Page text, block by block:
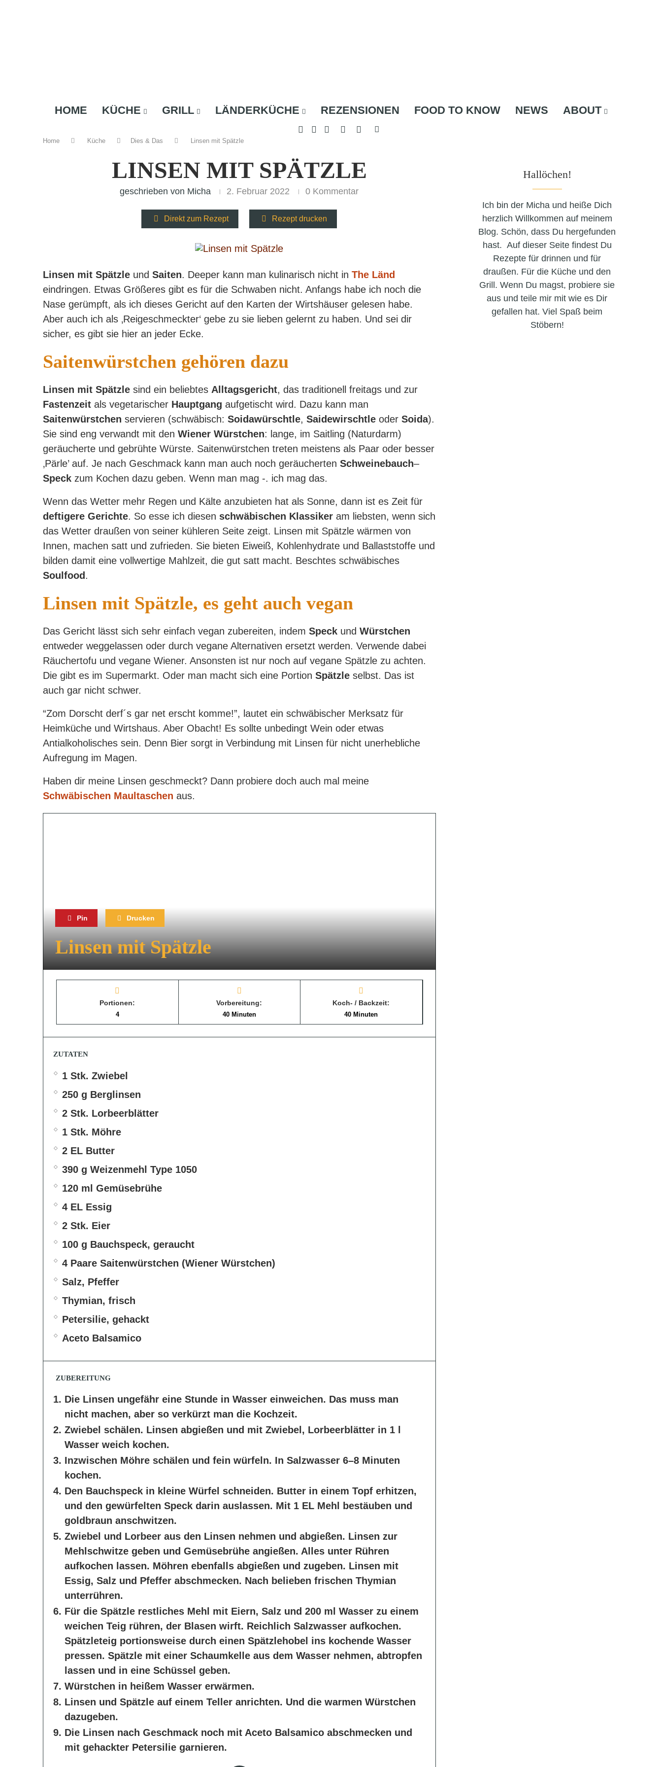
HOME KÜCHE GRILL LÄNDERKÜCHE REZENSIONEN FOOD TO KNOW NEWS ABOUT
Home Küche Dies & Das Linsen mit Spätzle
LINSEN MIT SPÄTZLE
geschrieben von Micha 2. Februar 2022 0 Kommentar
Direkt zum Rezept Rezept drucken
Linsen mit Spätzle und Saiten. Deeper kann man kulinarisch nicht in The Länd
eindringen. Etwas Größeres gibt es für die Schwaben nicht. Anfangs habe ich noch die
Nase gerümpft, als ich dieses Gericht auf den Karten der Wirtshäuser gelesen habe.
Aber auch ich als ‚Reigeschmeckter‘ gebe zu sie lieben gelernt zu haben. Und sei dir
sicher, es gibt sie hier an jeder Ecke.
Saitenwürstchen gehören dazu
Linsen mit Spätzle sind ein beliebtes Alltagsgericht, das traditionell freitags und zur
Fastenzeit als vegetarischer Hauptgang aufgetischt wird. Dazu kann man
Saitenwürstchen servieren (schwäbisch: Soidawürschtle, Saidewirschtle oder Soida).
Sie sind eng verwandt mit den Wiener Würstchen: lange, im Saitling (Naturdarm)
geräucherte und gebrühte Würste. Saitenwürstchen treten meistens als Paar oder besser
‚Pärle’ auf. Je nach Geschmack kann man auch noch geräucherten Schweinebauch–
Speck zum Kochen dazu geben. Wenn man mag -. ich mag das.
Wenn das Wetter mehr Regen und Kälte anzubieten hat als Sonne, dann ist es Zeit für
deftigere Gerichte. So esse ich diesen schwäbischen Klassiker am liebsten, wenn sich
das Wetter draußen von seiner kühleren Seite zeigt. Linsen mit Spätzle wärmen von
Innen, machen satt und zufrieden. Sie bieten Eiweiß, Kohlenhydrate und Ballaststoffe und
bilden damit eine vollwertige Mahlzeit, die gut satt macht. Beschtes schwäbisches
Soulfood .
Linsen mit Spätzle, es geht auch vegan
Das Gericht lässt sich sehr einfach vegan zubereiten, indem Speck und Würstchen
entweder weggelassen oder durch vegane Alternativen ersetzt werden. Verwende dabei
Räuchertofu und vegane Wiener. Ansonsten ist nur noch auf vegane Spätzle zu achten.
Die gibt es im Supermarkt. Oder man macht sich eine Portion Spätzle selbst. Das ist
auch gar nicht schwer.
“Zom Dorscht derf´s gar net erscht komme!”, lautet ein schwäbischer Merksatz für
Heimküche und Wirtshaus. Aber Obacht! Es sollte unbedingt Wein oder etwas
Antialkoholisches sein. Denn Bier sorgt in Verbindung mit Linsen für nicht unerhebliche
Aufregung im Magen.
Haben dir meine Linsen geschmeckt? Dann probiere doch auch mal meine
Schwäbischen Maultaschen aus.
Pin Drucken
Linsen mit Spätzle
Portionen:
4
Vorbereitung:
40 Minuten
Koch- / Backzeit:
40 Minuten
ZUTATEN
1 Stk. Zwiebel
250 g Berglinsen
2 Stk. Lorbeerblätter
1 Stk. Möhre
2 EL Butter
390 g Weizenmehl Type 1050
120 ml Gemüsebrühe
4 EL Essig
2 Stk. Eier
100 g Bauchspeck, geraucht
4 Paare Saitenwürstchen (Wiener Würstchen)
Salz, Pfeffer
Thymian, frisch
Petersilie, gehackt
Aceto Balsamico
ZUBEREITUNG
Die Linsen ungefähr eine Stunde in Wasser einweichen. Das muss man
nicht machen, aber so verkürzt man die Kochzeit.
Zwiebel schälen. Linsen abgießen und mit Zwiebel, Lorbeerblätter in 1 l
Wasser weich kochen.
Inzwischen Möhre schälen und fein würfeln. In Salzwasser 6–8 Minuten
kochen.
Den Bauchspeck in kleine Würfel schneiden. Butter in einem Topf erhitzen,
und den gewürfelten Speck darin auslassen. Mit 1 EL Mehl bestäuben und
goldbraun anschwitzen.
Zwiebel und Lorbeer aus den Linsen nehmen und abgießen. Linsen zur
Mehlschwitze geben und Gemüsebrühe angießen. Alles unter Rühren
aufkochen lassen. Möhren ebenfalls abgießen und zugeben. Linsen mit
Essig, Salz und Pfeffer abschmecken. Nach belieben frischen Thymian
unterrühren.
Für die Spätzle restliches Mehl mit Eiern, Salz und 200 ml Wasser zu einem
weichen Teig rühren, der Blasen wirft. Reichlich Salzwasser aufkochen.
Spätzleteig portionsweise durch einen Spätzlehobel ins kochende Wasser
pressen. Spätzle mit einer Schaumkelle aus dem Wasser nehmen, abtropfen
lassen und in eine Schüssel geben.
Würstchen in heißem Wasser erwärmen.
Linsen und Spätzle auf einem Teller anrichten. Und die warmen Würstchen
dazugeben.
Die Linsen nach Geschmack noch mit Aceto Balsamico abschmecken und
mit gehackter Petersilie garnieren.
Hallöchen!
Ich bin der Micha und heiße Dich
herzlich Willkommen auf meinem
Blog. Schön, dass Du hergefunden
hast. Auf dieser Seite findest Du
Rezepte für drinnen und für
draußen. Für die Küche und den
Grill. Wenn Du magst, probiere sie
aus und teile mir mit wie es Dir
gefallen hat. Viel Spaß beim
Stöbern!